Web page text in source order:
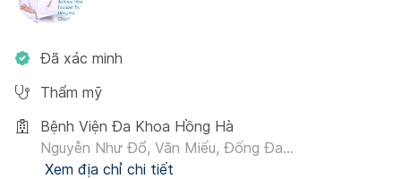
Đã xác minh
Thẩm mỹ
Bệnh Viện Đa Khoa Hồng Hà
Nguyễn Như Đổ, Văn Miếu, Đống Đa...
Xem địa chỉ chi tiết